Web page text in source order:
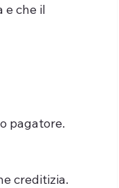
e che il
pagatore.
creditizia.